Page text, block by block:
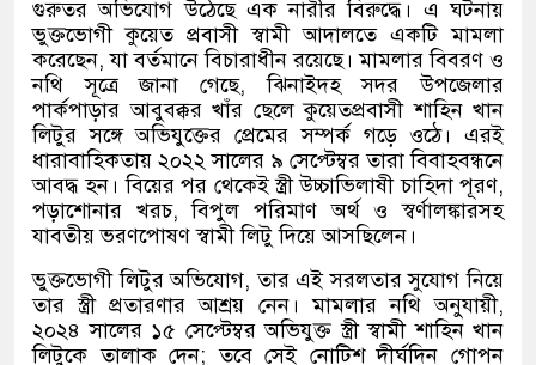
গুরুতর অভিযোগ উঠেছে এক নারীর বিরুদ্ধে। এ ঘটনায়
ভুক্তভোগী কুয়েত প্রবাসী স্বামী আদালতে একটি মামলা
করেছেন,যা বর্তমানে বিচারাধীন রয়েছে। মামলার বিবরণ ও
নথি সূত্রে জানা গেছে,ঝিনাইদহ সদর উপজেলার
পার্কপাড়ার আবুবক্কর খাঁর ছেলে কুয়েতপ্রবাসী শাহিন খান
লিটুর সঙ্গে অভিযুক্তের প্রেমের সম্পর্ক গড়ে ওঠে। এরই
ধারাবাহিকতায় ২০২২ সালের ৯ সেপ্টেম্বর তারা বিবাহবন্ধনে
আবদ্ধ হন। বিয়ের পর থেকেই স্ত্রী উচ্চাভিলাষী চাহিদা পূরণ,
পড়াশোনার খরচ,বিপুল পরিমাণ অর্থ ও স্বর্ণালঙ্কারসহ
যাবতীয় ভরণপোষণ স্বামী লিটু দিয়ে আসছিলেন।
ভুক্তভোগী লিটুর অভিযোগ,তার এই সরলতার সুযোগ নিয়ে
তার স্ত্রী প্রতারণার আশ্রয় নেন। মামলার নথি অনুযায়ী,
২০২৪ সালের ১৫ সেপ্টেম্বর অভিযুক্ত স্ত্রী স্বামী শাহিন খান
লিটুকে তালাক দেন;তবে সেই নোটিশ দীর্ঘদিন গোপন